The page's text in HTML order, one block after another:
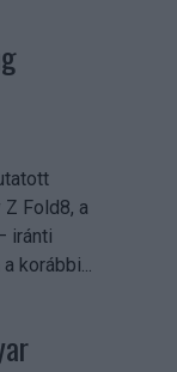
Fold8, a
iránti
korábbi...